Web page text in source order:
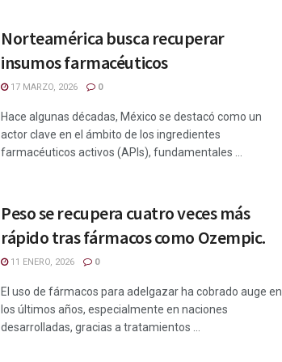
Norteamérica busca recuperar
insumos farmacéuticos
17 MARZO, 2026 0
Hace algunas décadas, México se destacó como un
actor clave en el ámbito de los ingredientes
farmacéuticos activos (APIs), fundamentales ...
Peso se recupera cuatro veces más
rápido tras fármacos como Ozempic.
11 ENERO, 2026 0
El uso de fármacos para adelgazar ha cobrado auge en
los últimos años, especialmente en naciones
desarrolladas, gracias a tratamientos ...